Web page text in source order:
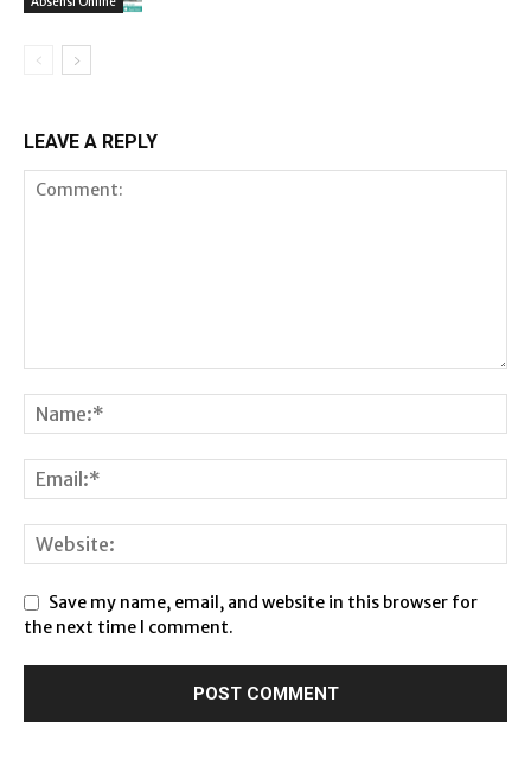
LEAVE A REPLY
Save my name, email, and website in this browser for
the next time I comment.